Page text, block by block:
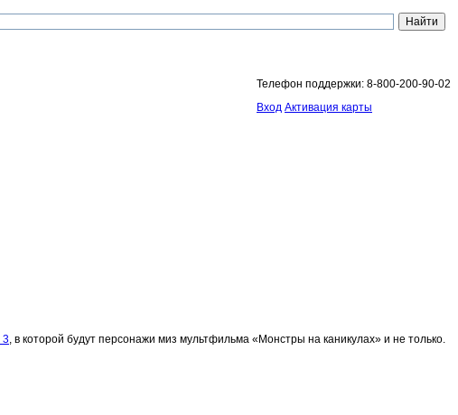
Телефон поддержки: 8-800-200-90-02
Вход Активация карты
3, в которой будут персонажи миз мультфильма «Монстры на каникулах» и не только.